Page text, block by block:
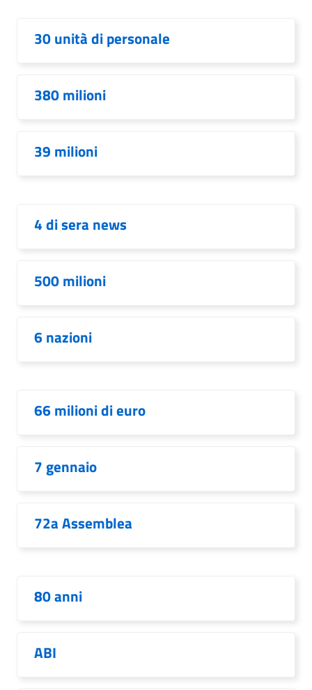
30 unità di personale
380 milioni
39 milioni
4 di sera news
500 milioni
6 nazioni
66 milioni di euro
7 gennaio
72a Assemblea
80 anni
ABI